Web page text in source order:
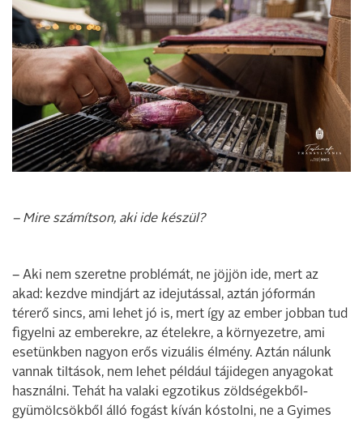
– Mire számítson, aki ide készül?
– Aki nem szeretne problémát, ne jöjjön ide, mert az
akad: kezdve mindjárt az idejutással, aztán jóformán
térerő sincs, ami lehet jó is, mert így az ember jobban tud
figyelni az emberekre, az ételekre, a környezetre, ami
esetünkben nagyon erős vizuális élmény. Aztán nálunk
vannak tiltások, nem lehet például tájidegen anyagokat
használni. Tehát ha valaki egzotikus zöldségekből-
gyümölcsökből álló fogást kíván kóstolni, ne a Gyimes